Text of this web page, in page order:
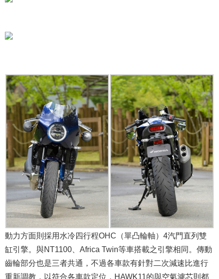
動力方面則採用水冷四行程OHC（單凸輪軸）4汽門直列雙
缸引擎。與NT1100、Africa Twin等車搭載之引擎相同。傳動
齒輪部分也是三者共通，不過各車款有針對二次減速比進行
重新調教，以符合各車款定位，HAWK11的與空氣濾芯則都